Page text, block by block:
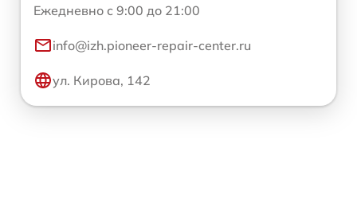
Ежедневно с 9:00 до 21:00
info@izh.pioneer-repair-center.ru
ул. Кирова, 142